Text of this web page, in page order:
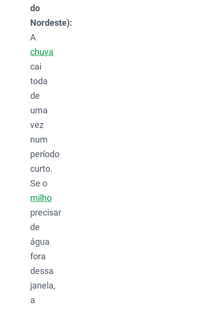
do
Nordeste):
A
chuva
cai
toda
de
uma
vez
num
período
curto.
Se o
milho
precisar
de
água
fora
dessa
janela,
a